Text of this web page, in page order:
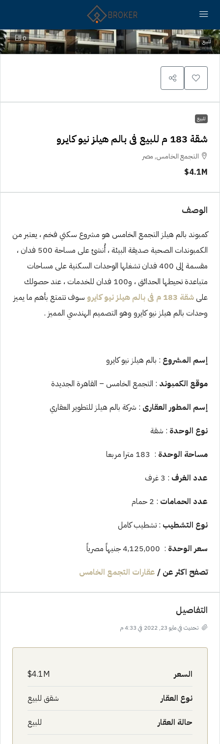
0 للبيع
للبيع
شقة 183 م للبيع فى بالم هيلز نيو كايرو
التجمع الخامس, مصر
4.1M$
الوصف
كمبوند بالم هيلز التجمع الخامس هو مشروع سكني فخم ، يعتبر من
الكمبوندات الصحية صديقة البيئة ، أُنشئ على مساحة 500 فدان ،
مقسمة إلى 400 فدان تشغلها الوحدات السكنية على مساحات
متباعدة تحيطها الحدائق ، و100 فدان للخدمات ، عند حصولك
علىشقة 183 م فى بالم هيلز نيو كايرو
سوف تتمتع بأهم ما يميز
وحدات بالم هيلز نيو كايرو وهو التصميم الهندسي المميز .
إسم المشروع : بالم هيلز نيو كايرو
موقع الكمبوند : التجمع الخامس – القاهرة الجديدة
إسم المطور العقارى : شركة بالم هيلز للتطوير العقاري
نوع الوحدة : شقة
مساحة الوحدة : 183 مترا مربعا
عدد الغرف : 3 غرف
عدد الحمامات : 2 حمام
نوع التشطيب : تشطيب كامل
سعر الوحدة : 4,125,000 جنيهاً مصرياً
تصفح اكثر عن / عقارات التجمع الخامس
التفاصيل
تحديث في مايو 23, 2022 في 4:33 م
السعر 4.1M$
نوع العقار شقق للبيع
حالة العقار للبيع